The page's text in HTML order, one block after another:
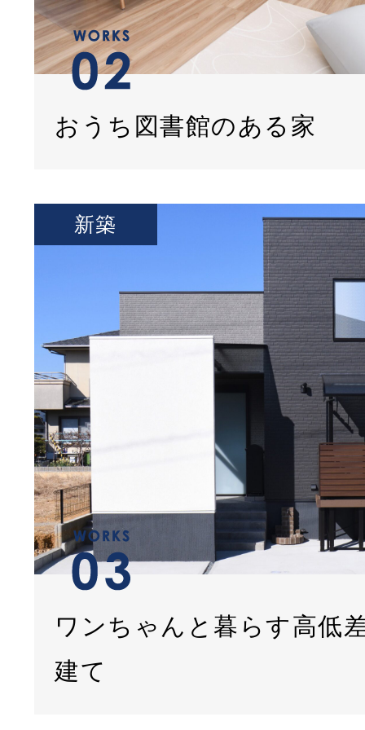
おうち図書館のある家
ワンちゃんと暮らす高低
建て
新築